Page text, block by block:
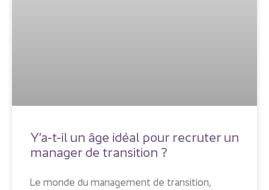
Y’a-t-il un âge idéal pour recruter un
manager de transition ?
Le monde du management de transition,